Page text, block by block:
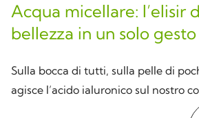
Acqua micellare: l’elisir
bellezza in un solo gesto
Sulla bocca di tutti, sulla pelle di
agisce l’acido ialuronico sul nostro